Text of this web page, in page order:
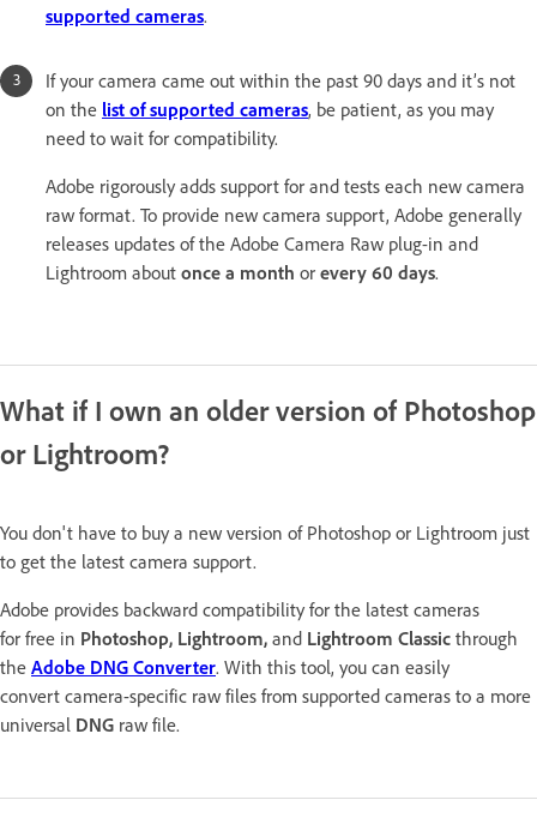
supported cameras.
If your camera came out within the past 90 days and it’s not
on the list of supported cameras, be patient, as you may
need to wait for compatibility.
Adobe rigorously adds support for and tests each new camera
raw format. To provide new camera support, Adobe generally
releases updates of the Adobe Camera Raw plug-in and
Lightroom about once a month or every 60 days.
What if I own an older version of Photoshop
or Lightroom?
You don't have to buy a new version of Photoshop or Lightroom just
to get the latest camera support.
Adobe provides backward compatibility for the latest cameras
for free in Photoshop, Lightroom, and Lightroom Classic through
the Adobe DNG Converter. With this tool, you can easily
convert camera-specific raw files from supported cameras to a more
universal DNG raw file.